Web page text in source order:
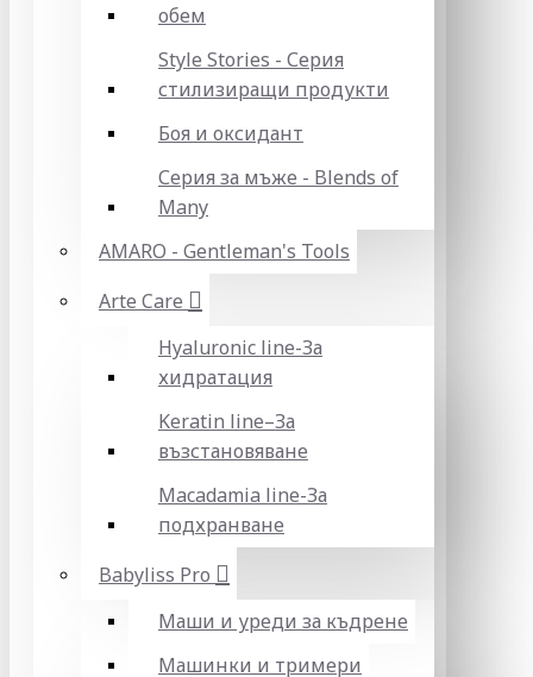
обем
Style Stories - Серия
стилизиращи продукти
Боя и оксидант
Серия за мъже - Blends of
Many
AMARO - Gentleman's Tools
Arte Care
Hyaluronic line-За
хидратация
Keratin line–За
възстановяване
Macadamia line-За
подхранване
Babyliss Pro
Маши и уреди за къдрене
Машинки и тримери